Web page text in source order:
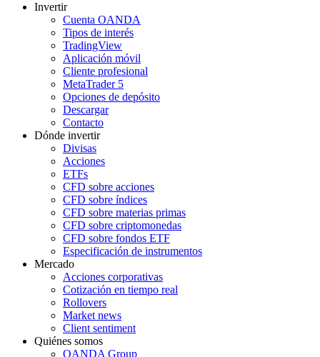
Invertir
Cuenta OANDA
Tipos de interés
TradingView
Aplicación móvil
Cliente profesional
MetaTrader 5
Opciones de depósito
Descargar
Contacto
Dónde invertir
Divisas
Acciones
ETFs
CFD sobre acciones
CFD sobre índices
CFD sobre materias primas
CFD sobre criptomonedas
CFD sobre fondos ETF
Especificación de instrumentos
Mercado
Acciones corporativas
Cotización en tiempo real
Rollovers
Market news
Client sentiment
Quiénes somos
OANDA Group